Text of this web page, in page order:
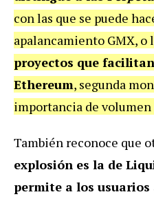
con las que se puede
apalancamiento GMX, o
proyectos que
Ethereum, segunda
importancia de volumen
También reconoce que
explosión es la de
permite a los